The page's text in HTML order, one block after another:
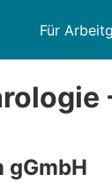
Für
gGmbH